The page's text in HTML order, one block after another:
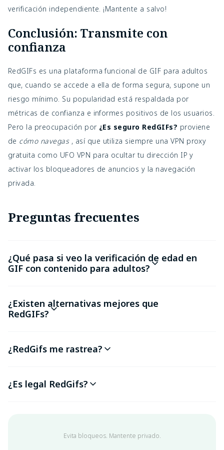
verificación independiente. ¡Mantente a salvo!
Conclusión: Transmite con
confianza
RedGIFs es una plataforma funcional de GIF para adultos
que, cuando se accede a ella de forma segura, supone un
riesgo mínimo. Su popularidad está respaldada por
métricas de confianza e informes positivos de los usuarios.
Pero la preocupación por ¿Es seguro RedGIFs? proviene
de cómo navegas , así que utiliza siempre una VPN proxy
gratuita como UFO VPN para ocultar tu dirección IP y
activar los bloqueadores de anuncios y la navegación
privada.
Preguntas frecuentes
¿Qué pasa si veo la verificación de edad en
GIF con contenido para adultos?
¿Existen alternativas mejores que
RedGIFs?
¿RedGifs me rastrea?
¿Es legal RedGifs?
Evita bloqueos. Mantente privado.